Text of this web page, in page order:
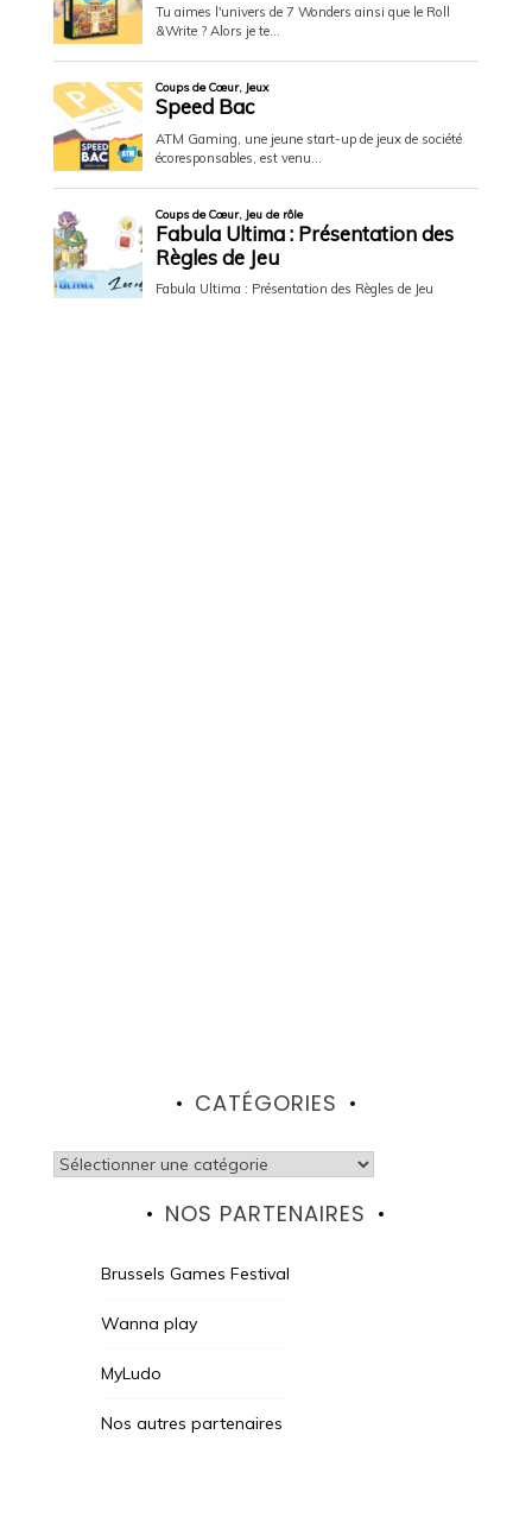
CATÉGORIES
Catégories
NOS PARTENAIRES
Brussels Games Festival
Wanna play
MyLudo
Nos autres partenaires